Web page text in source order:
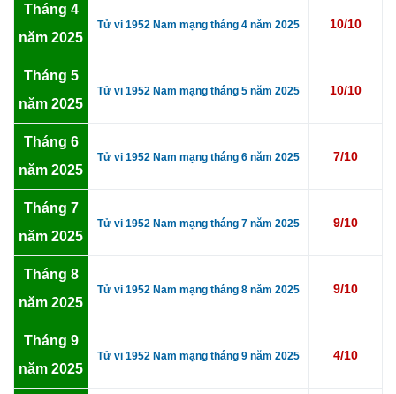
Tháng 4
năm 2025
Tử vi 1952 Nam mạng tháng 4 năm 2025 10/10
Tháng 5
năm 2025
Tử vi 1952 Nam mạng tháng 5 năm 2025 10/10
Tháng 6
năm 2025
Tử vi 1952 Nam mạng tháng 6 năm 2025 7/10
Tháng 7
năm 2025
Tử vi 1952 Nam mạng tháng 7 năm 2025 9/10
Tháng 8
năm 2025
Tử vi 1952 Nam mạng tháng 8 năm 2025 9/10
Tháng 9
năm 2025
Tử vi 1952 Nam mạng tháng 9 năm 2025 4/10